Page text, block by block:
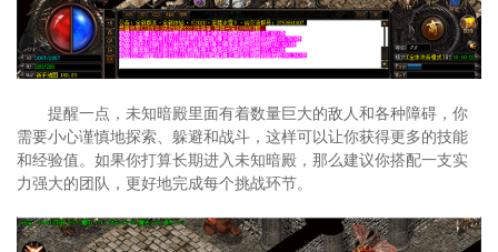
提醒一点，未知暗殿里面有着数量巨大的敌人和各种障碍，你
需要小心谨慎地探索、躲避和战斗，这样可以让你获得更多的技能
和经验值。如果你打算长期进入未知暗殿，那么建议你搭配一支实
力强大的团队，更好地完成每个挑战环节。